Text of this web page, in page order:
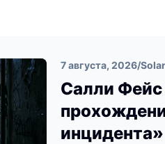
7 августа, 2026/
Салли Фейс
инцидента»